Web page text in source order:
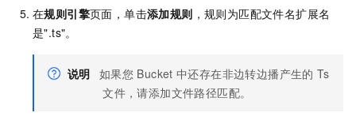
在规则引擎页面，单击添加规则 ，规则为匹配文件名扩展名
是".ts"。
说明 如果您 Bucket 中还存在非边转边播产生的 Ts
文件，请添加文件路径匹配。